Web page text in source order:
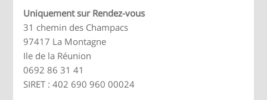
Uniquement sur Rendez-vous
31 chemin des Champacs
97417 La Montagne
Ile de la Réunion
0692 86 31 41
SIRET : 402 690 960 00024